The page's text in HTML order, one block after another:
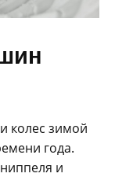
колес зимой
года.
и